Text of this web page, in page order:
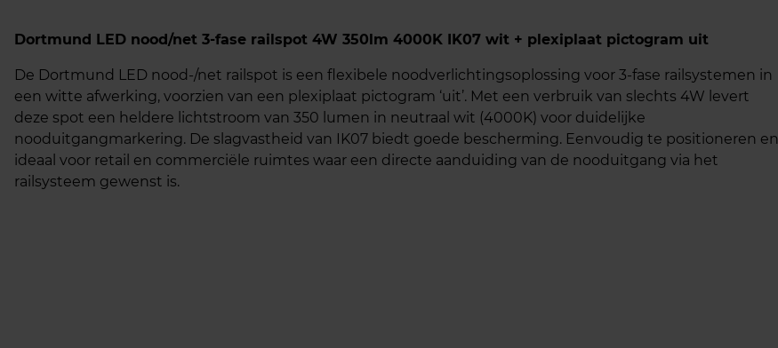
Dortmund LED nood/net 3-fase railspot 4W 350lm 4000K IK07 wit + plexiplaat pictogram uit
De Dortmund LED nood-/net railspot is een flexibele noodverlichtingsoplossing voor 3-fase railsystemen in
een witte afwerking, voorzien van een plexiplaat pictogram ‘uit’. Met een verbruik van slechts 4W levert
deze spot een heldere lichtstroom van 350 lumen in neutraal wit (4000K) voor duidelijke
nooduitgangmarkering. De slagvastheid van IK07 biedt goede bescherming. Eenvoudig te positioneren en
ideaal voor retail en commerciële ruimtes waar een directe aanduiding van de nooduitgang via het
railsysteem gewenst is.